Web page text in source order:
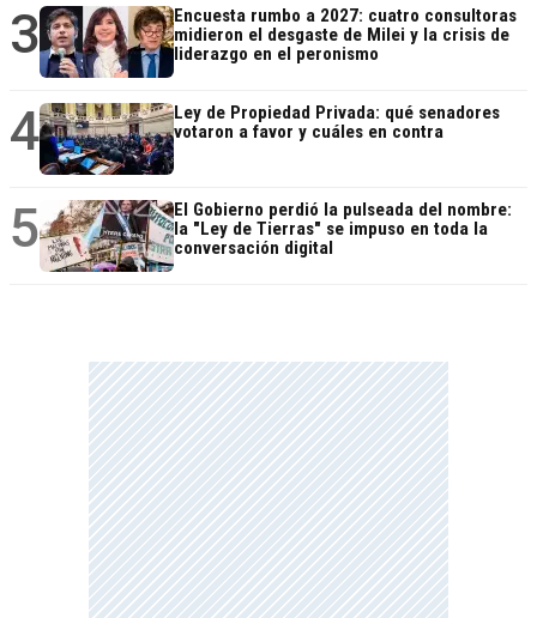
3
Encuesta rumbo a 2027: cuatro consultoras
midieron el desgaste de Milei y la crisis de
liderazgo en el peronismo
4
Ley de Propiedad Privada: qué senadores
votaron a favor y cuáles en contra
5
El Gobierno perdió la pulseada del nombre:
la "Ley de Tierras" se impuso en toda la
conversación digital